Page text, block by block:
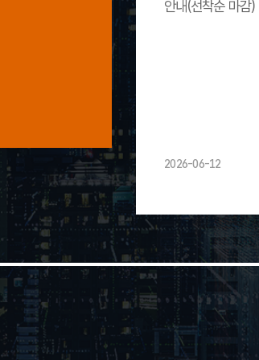
안내(선착순 마감)
2026-06-12